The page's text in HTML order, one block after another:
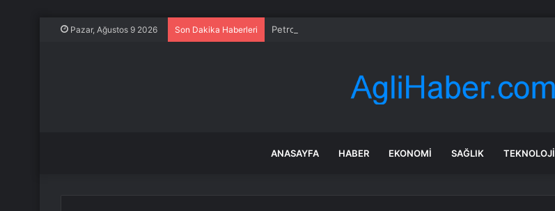
Pazar, Ağustos 9 2026 Son Dakika Haberleri Petrol çakıldı ama beklenen olmadı! Piyasaları sarsan altın iddiası
ANASAYFA HABER EKONOMI SAĞLIK TEKNOLOJI